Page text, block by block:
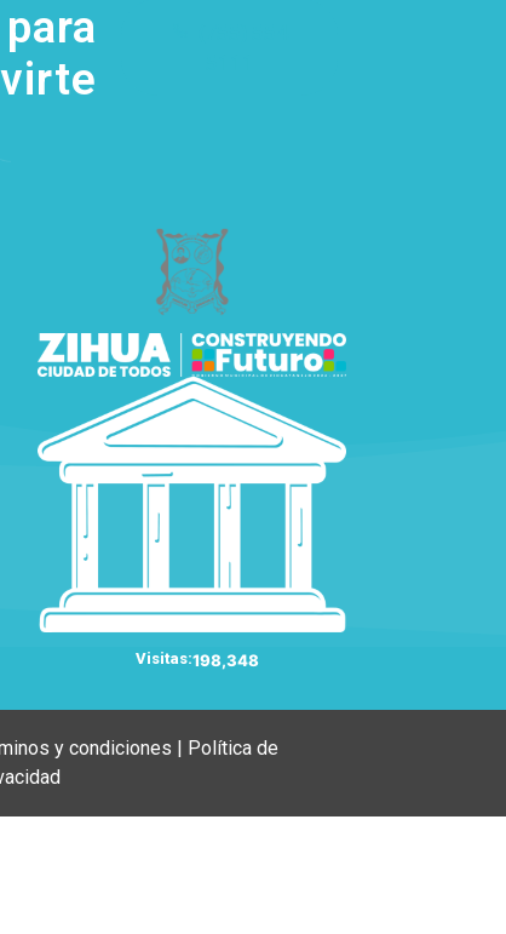
Visitas:198,348
y condiciones | Política de